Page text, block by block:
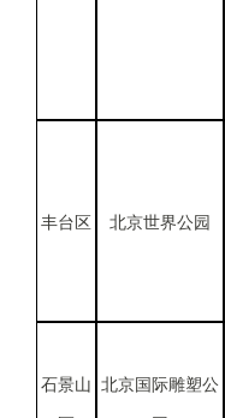
丰台区 北京世界公园
石景山 北京国际雕塑公